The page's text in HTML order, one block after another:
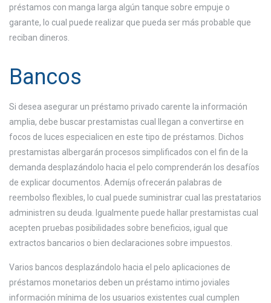
préstamos con manga larga algún tanque sobre empuje o
garante, lo cual puede realizar que pueda ser más probable que
reciban dineros.
Bancos
Si desea asegurar un préstamo privado carente la información
amplia, debe buscar prestamistas cual llegan a convertirse en
focos de luces especialicen en este tipo de préstamos. Dichos
prestamistas albergarán procesos simplificados con el fin de la
demanda desplazándolo hacia el pelo comprenderán los desafíos
de explicar documentos. Ademí¡s ofrecerán palabras de
reembolso flexibles, lo cual puede suministrar cual las prestatarios
administren su deuda. Igualmente puede hallar prestamistas cual
acepten pruebas posibilidades sobre beneficios, igual que
extractos bancarios o bien declaraciones sobre impuestos.
Varios bancos desplazándolo hacia el pelo aplicaciones de
préstamos monetarios deben un préstamo intimo joviales
información mínima de los usuarios existentes cual cumplen